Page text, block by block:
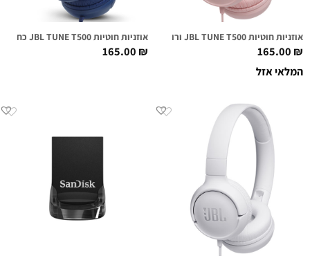
אוזניות חוטיות JBL TUNE T500 ורודות
165.00₪
המלאי אזל
אוזניות חוטיות JBL TUNE T500 כחולות
165.00₪